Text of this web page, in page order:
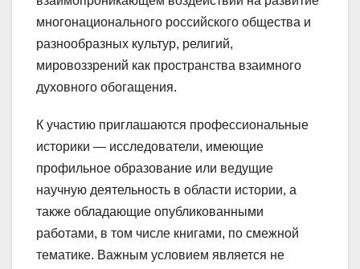
многонационального российского общества и
разнообразных культур, религий,
мировоззрений как пространства взаимного
духовного обогащения.
К участию приглашаются профессиональные
историки — исследователи, имеющие
профильное образование или ведущие
научную деятельность в области истории, а
также обладающие опубликованными
работами, в том числе книгами, по смежной
тематике. Важным условием является не